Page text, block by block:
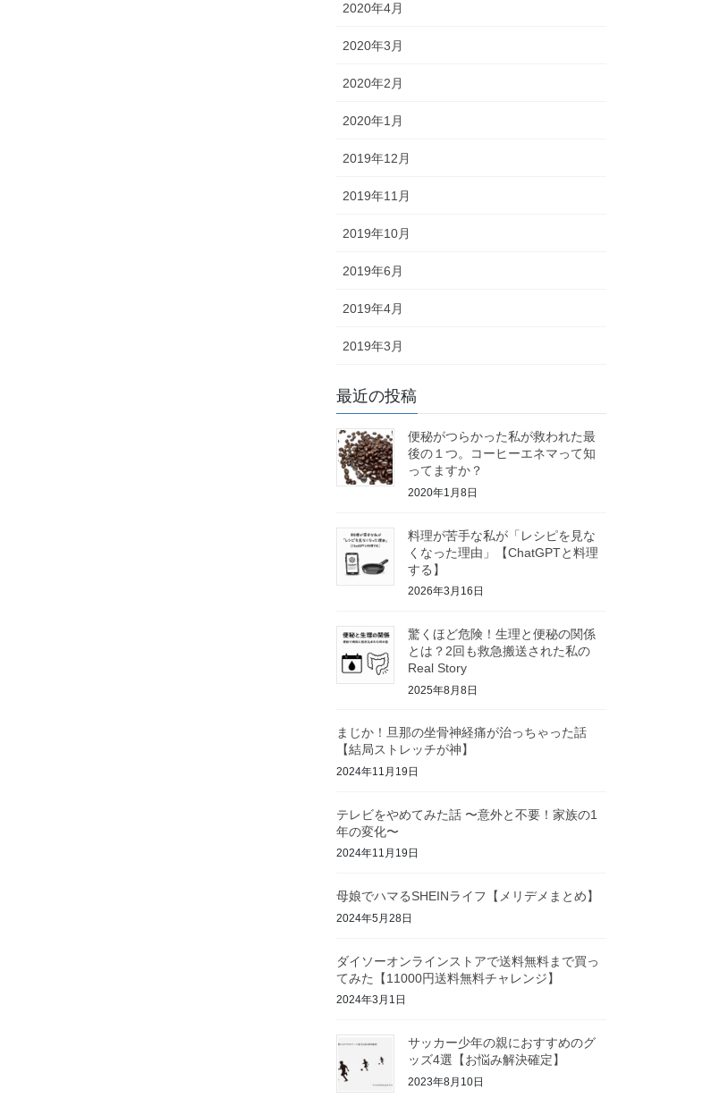
2020年4月
2020年3月
2020年2月
2020年1月
2019年12月
2019年11月
2019年10月
2019年6月
2019年4月
2019年3月
最近の投稿
便秘がつらかった私が救われた最
後の１つ。コーヒーエネマって知
ってますか？
2020年1月8日
料理が苦手な私が「レシピを見な
くなった理由」【ChatGPTと料理
する】
2026年3月16日
驚くほど危険！生理と便秘の関係
とは？2回も救急搬送された私の
Real Story
2025年8月8日
まじか！旦那の坐骨神経痛が治っちゃった話
【結局ストレッチが神】
2024年11月19日
テレビをやめてみた話 〜意外と不要！家族の1
年の変化〜
2024年11月19日
母娘でハマるSHEINライフ【メリデメまとめ】
2024年5月28日
ダイソーオンラインストアで送料無料まで買っ
てみた【11000円送料無料チャレンジ】
2024年3月1日
サッカー少年の親におすすめのグ
ッズ4選【お悩み解決確定】
2023年8月10日